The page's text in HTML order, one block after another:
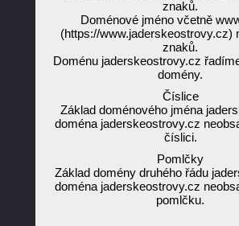
znaků.
Doménové jméno včetně
(https://www.jaderskeostrovy.cz)
znaků.
Doménu jaderskeostrovy.cz
domény.
Číslice
Základ doménového jména
doména jaderskeostrovy.cz
číslici.
Pomlčky
Základ domény druhého řádu
doména jaderskeostrovy.cz
pomlčku.